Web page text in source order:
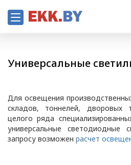
Универсальные
Для освещения
складов, тоннелей, дворовых
целого ряда
универсальные светодиодные
запросу возможен расчет